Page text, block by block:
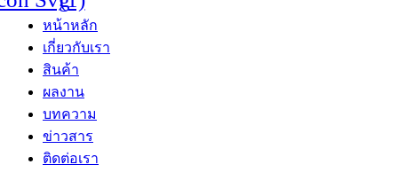
หน้าหลัก
เกี่ยวกับเรา
สินค้า
ผลงาน
บทความ
ข่าวสาร
ติดต่อเรา